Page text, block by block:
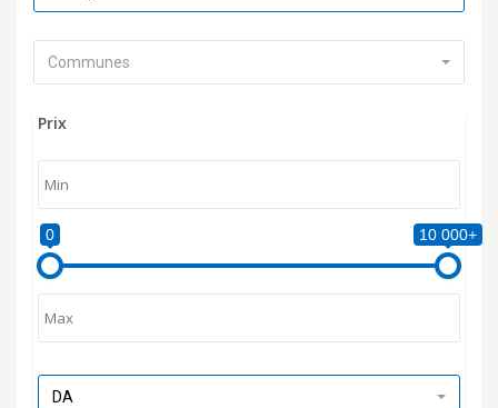
Communes
Prix
0 10 000+
DA